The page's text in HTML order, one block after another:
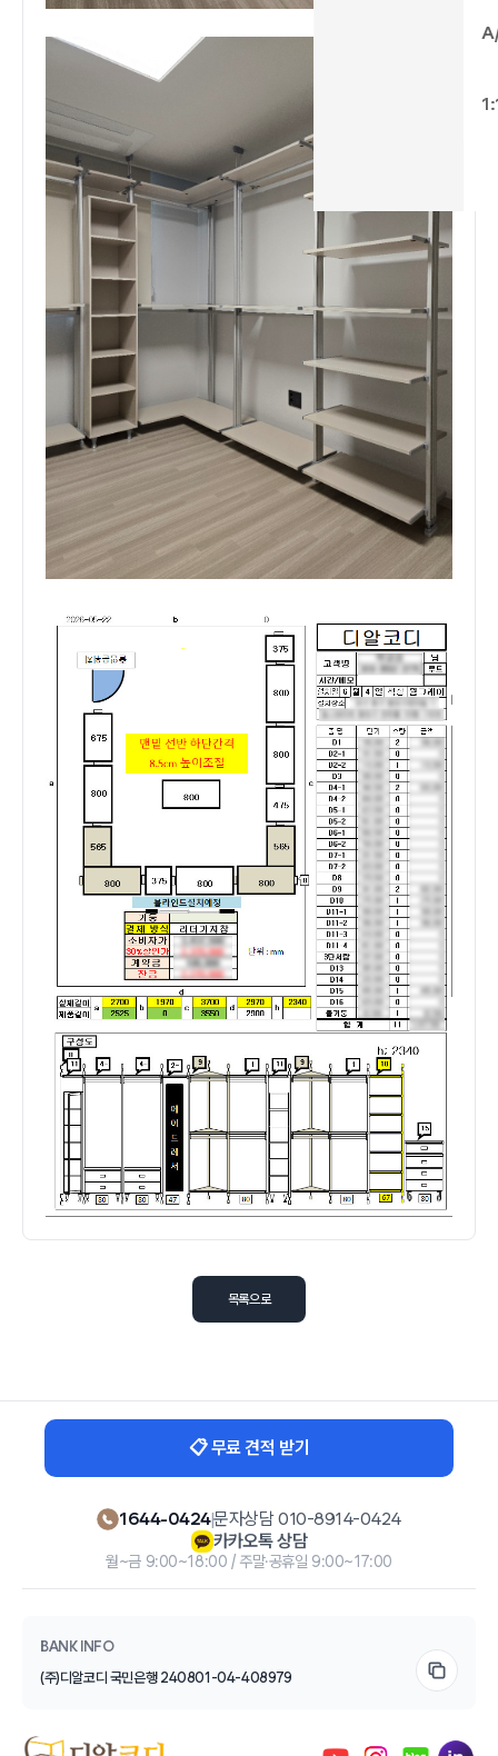
목록으로
📋 무료 견적 받기
1644-0424|문자상담 010-8914-0424
카카오톡 상담
월~금 9:00~18:00 / 주말·공휴일 9:00~17:00
BANK INFO
(주)디알코디 국민은행 240801-04-408979